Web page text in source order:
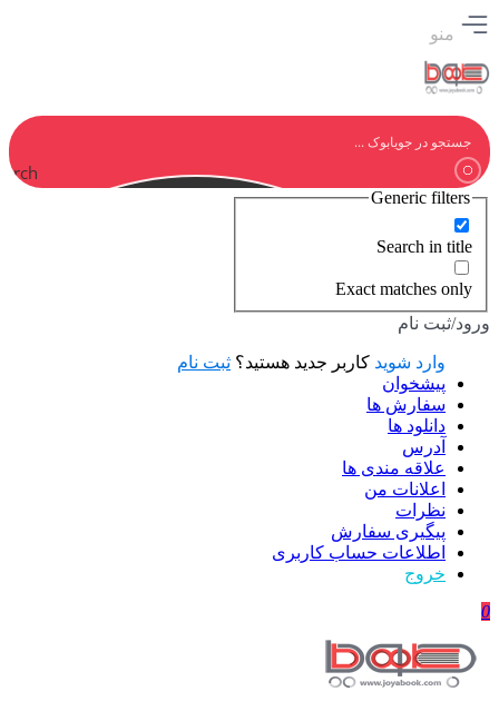
منو
Generic filters
Search in title
Exact matches only
ورود/ثبت نام
وارد شوید کاربر جدید هستید؟ ثبت نام
پیشخوان
سفارش ها
دانلود ها
آدرس
علاقه مندی ها
اعلانات من
نظرات
پیگیری سفارش
اطلاعات حساب كاربری
خروج
0